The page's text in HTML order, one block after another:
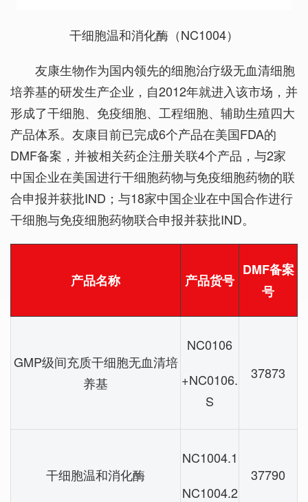
干细胞温和消化酶（NC1004）
友康生物作为国内领先的细胞治疗级无血清细胞
培养基的研发生产企业，自2012年就进入该市场，并
形成了干细胞、免疫细胞、工程细胞、辅助生殖四大
产品体系。友康目前已完成6个产品在美国FDA的
DMF备案，并被相关药企注册关联4个产品，与2家
中国企业在美国进行干细胞药物与免疫细胞药物的联
合申报并获批IND；与18家中国企业在中国合作进行
干细胞与免疫细胞药物联合申报并获批IND。
产品名称 产品货号
DMF备案
号
GMP级间充质干细胞无血清培
养基
NC0106
+NC0106.
S
37873
干细胞温和消化酶
NC1004.1
NC1004.2
37790